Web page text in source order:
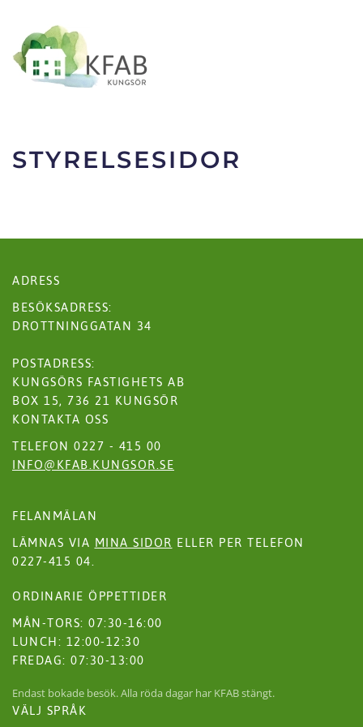
Skip to main content
STYRELSESIDOR
ADRESS
BESÖKSADRESS:
DROTTNINGGATAN 34
POSTADRESS:
KUNGSÖRS FASTIGHETS AB
BOX 15, 736 21 KUNGSÖR
KONTAKTA OSS
TELEFON 0227 - 415 00
INFO@KFAB.KUNGSOR.SE
FELANMÄLAN
LÄMNAS VIA MINA SIDOR ELLER PER TELEFON
0227-415 04.
ORDINARIE ÖPPETTIDER
MÅN-TORS: 07:30-16:00
LUNCH: 12:00-12:30
FREDAG: 07:30-13:00
Endast bokade besök. Alla röda dagar har KFAB stängt.
VÄLJ SPRÅK